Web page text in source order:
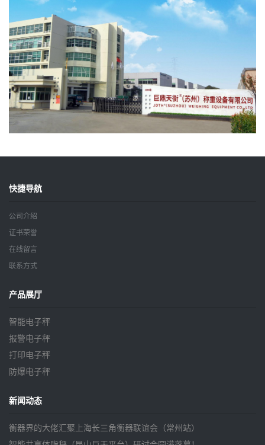
快捷导航
公司介绍
证书荣誉
在线留言
联系方式
产品展厅
智能电子秤
报警电子秤
打印电子秤
防爆电子秤
新闻动态
衡器界的大佬汇聚上海长三角衡器联谊会（常州站）